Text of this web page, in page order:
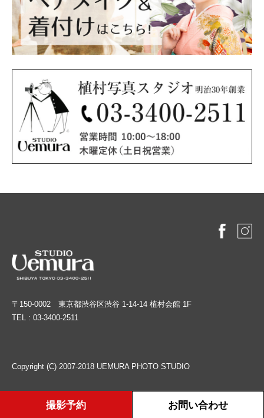
〒150-0002 東京都渋谷区渋谷 1-14-14 植村会館 1F
TEL : 03-3400-2511
Copyright (C) 2007-2018 UEMURA PHOTO STUDIO
撮影予約 お問い合わせ